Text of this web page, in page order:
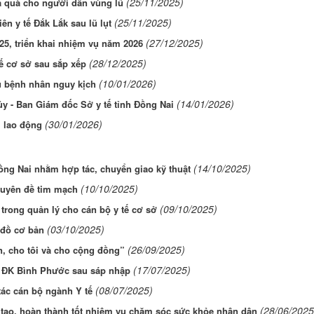
y tế Đắk Lắk sau lũ lụt (25/11/2025)
triển khai nhiệm vụ năm 2026 (27/12/2025)
cơ sở sau sắp xếp (28/12/2025)
nhân nguy kịch (10/01/2026)
- Ban Giám đốc Sở y tế tỉnh Đồng Nai (14/01/2026)
lao động (30/01/2026)
Nai nhằm hợp tác, chuyển giao kỹ thuật (14/10/2025)
đề tim mạch (10/10/2025)
quản lý cho cán bộ y tế cơ sở (09/10/2025)
cơ bản (03/10/2025)
cho tôi và cho cộng đồng” (26/09/2025)
Bình Phước sau sáp nhập (17/07/2025)
cán bộ ngành Y tế (08/07/2025)
hoàn thành tốt nhiệm vụ chăm sóc sức khỏe nhân dân (28/06/